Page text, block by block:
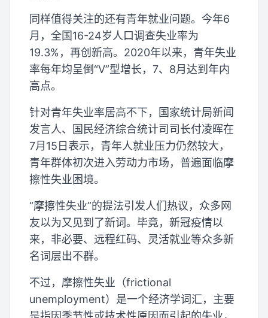
同样值得关注的还有青年就业问题。今年6
月，全国16-24岁人口调查失业率为
19.3%，再创新高。2020年以来，青年失业
率每年均呈倒“V”型增长，7、8月达到年内
高点。
针对青年失业率居高不下，国家统计局新闻
发言人、国民经济综合统计司司长付凌晖在
7月15日表示，青年人就业压力仍然较大，
青年群体初次进入劳动力市场，普遍面临摩
擦性失业困境。
“摩擦性失业”的提法引发人们热议，众多网
友以为又见到了新词。毕竟，新冠疫情以
来，非必要、远程红码、灵活就业等众多新
名词层出不群。
不过，摩擦性失业（frictional
unemployment）是一个经济学词汇，主要